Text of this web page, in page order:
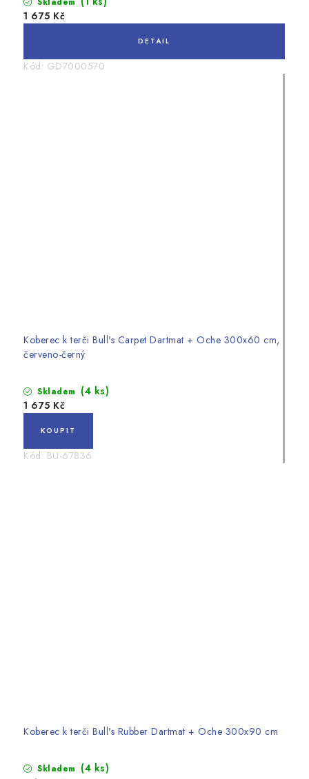
1 675 Kč
Kód: GD7000570
Koberec k terči Bull's Carpet Dartmat + Oche 300x60 cm,
červeno-černý
Skladem (4 ks)
1 675 Kč
Kód: BU-67836
Koberec k terči Bull's Rubber Dartmat + Oche 300x90 cm
Skladem (4 ks)